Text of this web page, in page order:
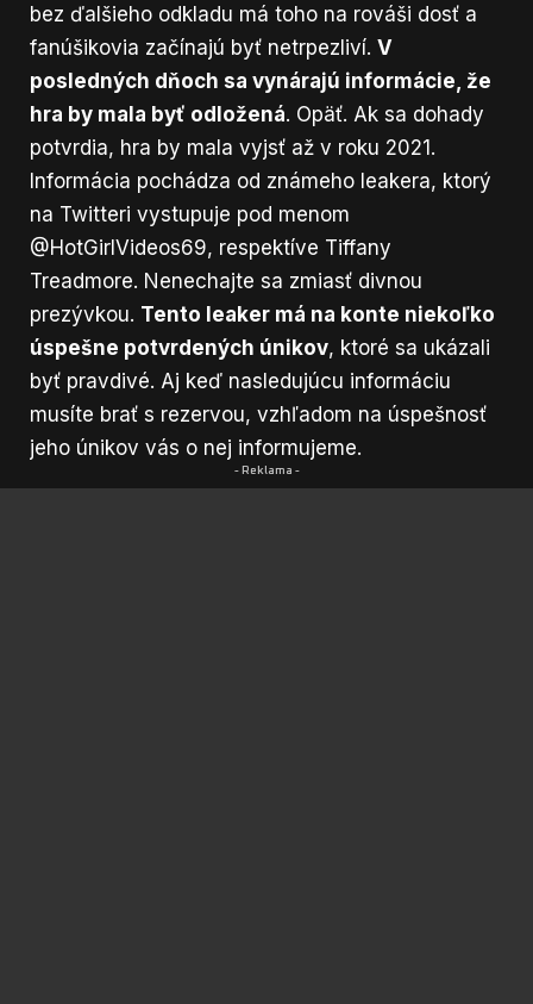
bez ďalšieho odkladu má toho na rováši dosť a
fanúšikovia začínajú byť netrpezliví. V
posledných dňoch sa vynárajú informácie, že
hra by mala byť odložená. Opäť. Ak sa dohady
potvrdia, hra by mala vyjsť až v roku 2021.
Informácia pochádza od známeho leakera, ktorý
na Twitteri vystupuje pod menom
@HotGirlVideos69, respektíve Tiffany
Treadmore. Nenechajte sa zmiasť divnou
prezývkou. Tento leaker má na konte niekoľko
úspešne potvrdených únikov, ktoré sa ukázali
byť pravdivé. Aj keď nasledujúcu informáciu
musíte brať s rezervou, vzhľadom na úspešnosť
jeho únikov vás o nej informujeme.
- Reklama -